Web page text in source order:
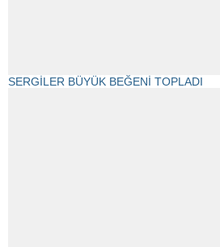
SERGİLER BÜYÜK BEĞENİ TOPLADI